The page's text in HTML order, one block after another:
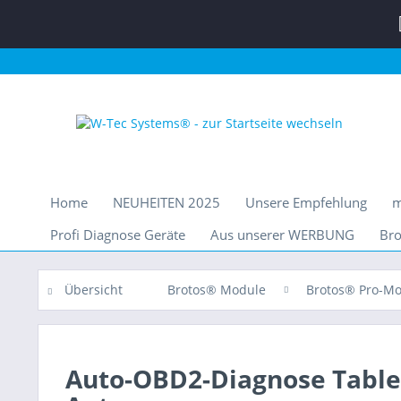
Home NEUHEITEN 2025 Unsere Empfehlung
Profi Diagnose Geräte
Aus unserer WERBUNG
Übersicht Brotos® Module Brotos® Pro-
Auto-OBD2-Diagnose